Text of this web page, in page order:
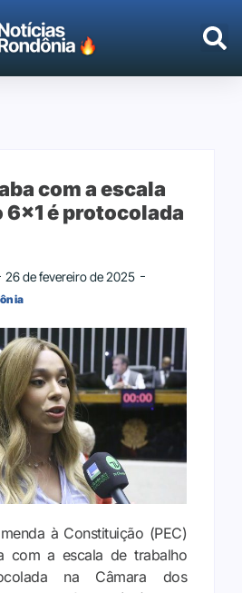
com a escala
6×1 é protocolada
26 de fevereiro de 2025
à Constituição (PEC)
com a escala de trabalho
na Câmara dos